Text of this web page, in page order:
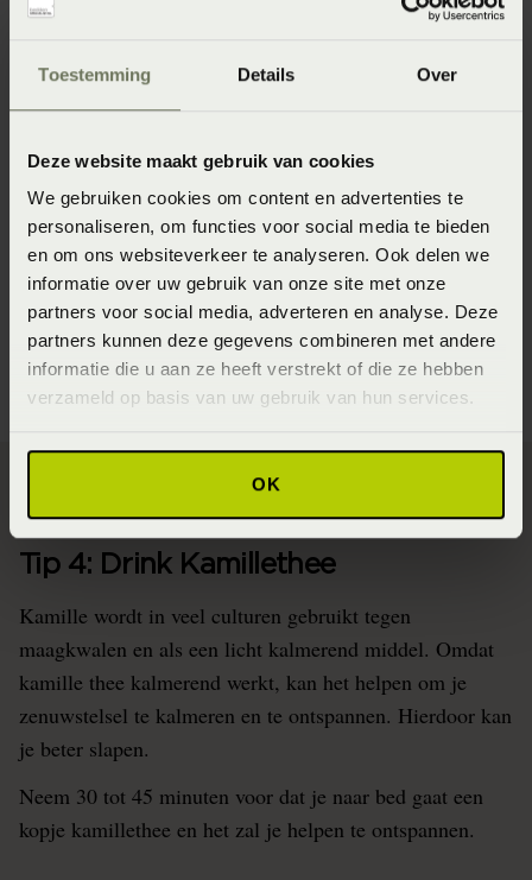
Toestemming Details Over
Deze website maakt gebruik van cookies
We gebruiken cookies om content en advertenties te
personaliseren, om functies voor social media te bieden
en om ons websiteverkeer te analyseren. Ook delen we
informatie over uw gebruik van onze site met onze
partners voor social media, adverteren en analyse. Deze
partners kunnen deze gegevens combineren met andere
informatie die u aan ze heeft verstrekt of die ze hebben
verzameld op basis van uw gebruik van hun services.
OK
je er in je bed niet meer over te piekeren.
Tip 3: Sport niet laat op de avond
kan de kwaliteit van je slaap verbeteren. Maar niet als je
intensieve oefeningen doet vlak voordat je gaat slapen.
Probeer overdag of aan het begin van je avond te sporten.
Ga minstens drie uur voor je naar bed gaat niet meer
trainen.
Tip 4: Drink Kamillethee
Kamille wordt in veel culturen gebruikt tegen
maagkwalen en als een licht kalmerend middel. Omdat
kamille thee kalmerend werkt, kan het helpen om je
zenuwstelsel te kalmeren en te ontspannen. Hierdoor kan
je beter slapen.
Neem 30 tot 45 minuten voor dat je naar bed gaat een
kopje kamillethee en het zal je helpen te ontspannen.